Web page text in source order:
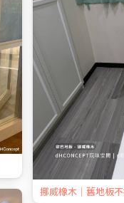
挪威橡木｜舊地板